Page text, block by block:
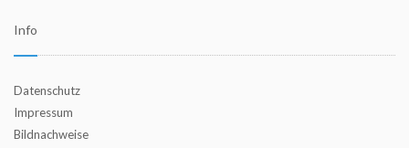
Info
Datenschutz
Impressum
Bildnachweise